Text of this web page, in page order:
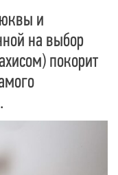
и
на выбор
покорит